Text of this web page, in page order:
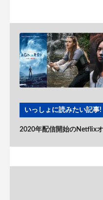
いっしょに読みたい記事!
2020年配信開始のNetflix